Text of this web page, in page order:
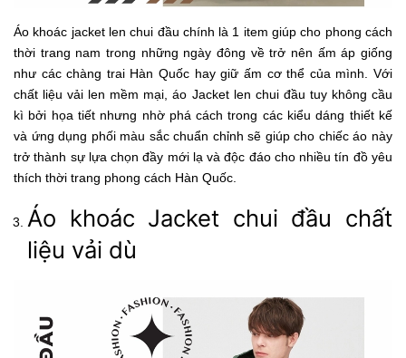
Áo khoác jacket len chui đầu chính là 1 item giúp cho phong cách
thời trang nam trong những ngày đông về trở nên ấm áp giống
như các chàng trai Hàn Quốc hay giữ ấm cơ thể của mình. Với
chất liệu vải len mềm mại, áo Jacket len chui đầu tuy không cầu
kì bởi họa tiết nhưng nhờ phá cách trong các kiểu dáng thiết kế
và ứng dụng phối màu sắc chuẩn chỉnh sẽ giúp cho chiếc áo này
trở thành sự lựa chọn đầy mới lạ và độc đáo cho nhiều tín đồ yêu
thích thời trang phong cách Hàn Quốc.
Áo khoác Jacket chui đầu chất
liệu vải dù